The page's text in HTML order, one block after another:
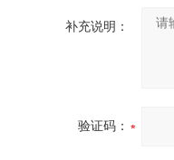
补充说明：
验证码：